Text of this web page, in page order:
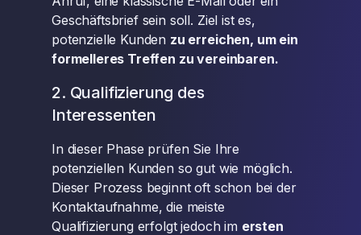
Geschäftsbrief sein soll. Ziel ist es,
potenzielle Kunden zu erreichen, um ein
formelleres Treffen zu vereinbaren.
2. Qualifizierung des
Interessenten
In dieser Phase prüfen Sie Ihre
potenziellen Kunden so gut wie möglich.
Dieser Prozess beginnt oft schon bei der
Kontaktaufnahme, die meiste
Qualifizierung erfolgt jedoch im ersten